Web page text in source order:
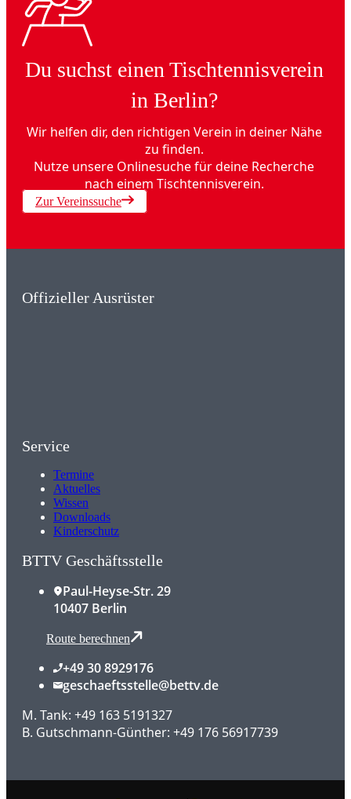
Du suchst einen Tischtennisverein
in Berlin?
Wir helfen dir, den richtigen Verein in deiner Nähe
zu finden.
Nutze unsere Onlinesuche für deine Recherche
nach einem Tischtennisverein.
Zur Vereinssuche
Offizieller Ausrüster
Service
Termine
Aktuelles
Wissen
Downloads
Kinderschutz
BTTV Geschäftsstelle
Paul-Heyse-Str. 29
10407 Berlin
Route berechnen
+49 30 8929176
geschaeftsstelle@bettv.de
M. Tank: +49 163 5191327
B. Gutschmann-Günther: +49 176 56917739